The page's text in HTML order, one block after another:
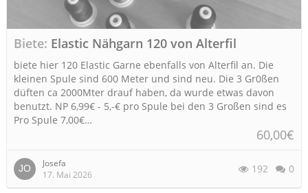
Biete Elastic Nähgarn 120 von Alterfil
biete hier 120 Elastic Garne ebenfalls von Alterfil an. Die
kleinen Spule sind 600 Meter und sind neu. Die 3 Gr0ßen
düften ca 2000Mter drauf haben, da wurde etwas davon
benutzt. NP 6,99€ - 5,-€ pro Spule bei den 3 Großen sind es
Pro Spule 7,00€…
60,00€
Josefa
17. Mai 2026
192 0